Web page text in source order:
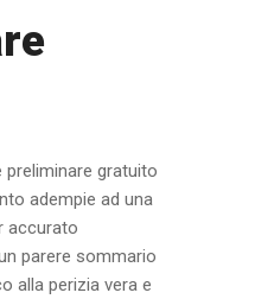
preliminare gratuito
adempie ad una
accurato
parere sommario
alla perizia vera e